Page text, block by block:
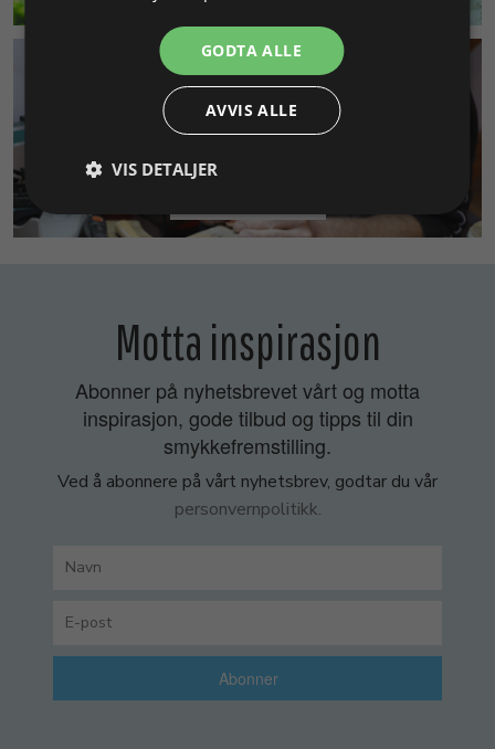
Motta inspirasjon
Abonner på nyhetsbrevet vårt og motta
inspirasjon, gode tilbud og tipps til din
smykkefremstilling.
Ved å abonnere på vårt nyhetsbrev, godtar du vår
personvernpolitikk.
Abonner
GODTA ALLE
AVVIS ALLE
VIS DETALJER